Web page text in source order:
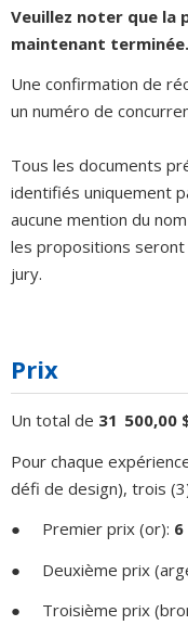
Veuillez noter que la
maintenant terminée.
Une confirmation de
un numéro de
Tous les documents
identifiés uniquement
aucune mention du
les propositions seront
jury.
Prix
Un total de 31 500,00
Pour chaque
défi de design), trois
● Premier prix (or): 6
● Deuxième prix
● Troisième prix